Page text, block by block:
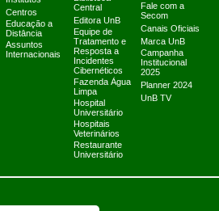
Centros
Educação a
Distância
Assuntos
Internacionais
Central
Editora UnB
Equipe de
Tratamento e
Resposta a
Incidentes
Cibernéticos
Fazenda Água
Limpa
Hospital
Universitário
Hospitais
Veterinários
Restaurante
Universitário
Fale com a
Secom
Canais Oficiais
Marca UnB
Campanha
Institucional
2025
Planner 2024
UnB TV